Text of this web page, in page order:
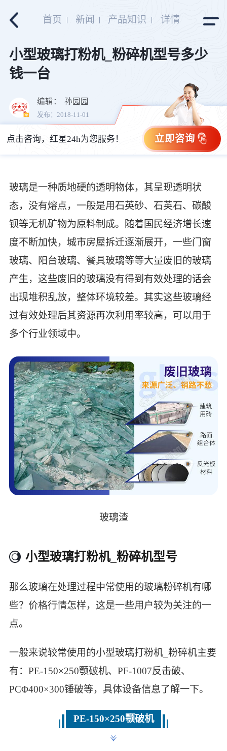
首页 新闻 产品知识 详情
小型玻璃打粉机_粉碎机型号多少
钱一台
编辑： 孙园园
发布：2018-11-01
立即咨询
点击咨询，红星24h为您服务！
玻璃是一种质地硬的透明物体，其呈现透明状
态，没有熔点，一般是用石英砂、石英石、碳酸
钡等无机矿物为原料制成。随着国民经济增长速
度不断加快，城市房屋拆迁逐渐展开，一些门窗
玻璃、阳台玻璃、餐具玻璃等等大量废旧的玻璃
产生，这些废旧的玻璃没有得到有效处理的话会
出现堆积乱放，整体环境较差。其实这些玻璃经
过有效处理后其资源再次利用率较高，可以用于
多个行业领域中。
玻璃渣
小型玻璃打粉机_粉碎机型号
那么玻璃在处理过程中常使用的玻璃粉碎机有哪
些？价格行情怎样，这是一些用户较为关注的一
点。
一般来说较常使用的小型玻璃打粉机_粉碎机主要
有：PE-150×250颚破机、PF-1007反击破、
PCΦ400×300锤破等，具体设备信息了解一下。
PE-150×250颚破机